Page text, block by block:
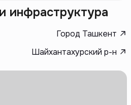
инфраструктура
Город Ташкент
Шайхантахурский р-н